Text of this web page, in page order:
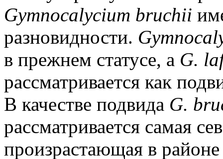
Gymnocalycium bruchii
разновидности.
в прежнем статусе, a G.
рассматривается как
В качестве подвида G.
рассматривается самая
произрастающая в